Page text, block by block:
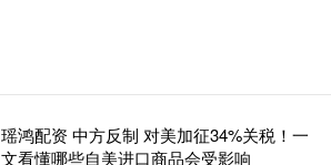
瑶鸿配资 中方反制 对美加征34%关税！一
文看懂哪些自美进口商品会受影响